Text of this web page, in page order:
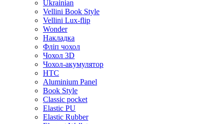
Ukrainian
Vellini Book Style
Vellini Lux-flip
Wonder
Накладка
Фліп чохол
Чохол 3D
Чохол-акумулятор
HTC
Aluminium Panel
Book Style
Classic pocket
Elastic PU
Elastic Rubber